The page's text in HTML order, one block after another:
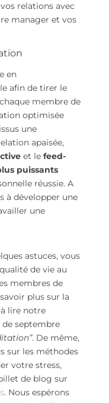
relations avec
manager et vos
en
afin de tirer le
membre de
optimisée
une
apaisée,
et le feed-
puissants
réussie. A
à développer une
une
astuces, vous
de vie au
membres de
plus sur la
lire notre
septembre
. De même,
sur les méthodes
votre stress,
de blog sur
. Nous espérons